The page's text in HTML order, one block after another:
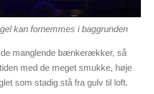
kan fornemmes i baggrunden
manglende bænkerækker, så
med de meget smukke, høje
som stadig stå fra gulv til loft.